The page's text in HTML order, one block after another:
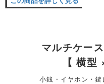
マルチケー
【 横型
小銭・イヤホン・